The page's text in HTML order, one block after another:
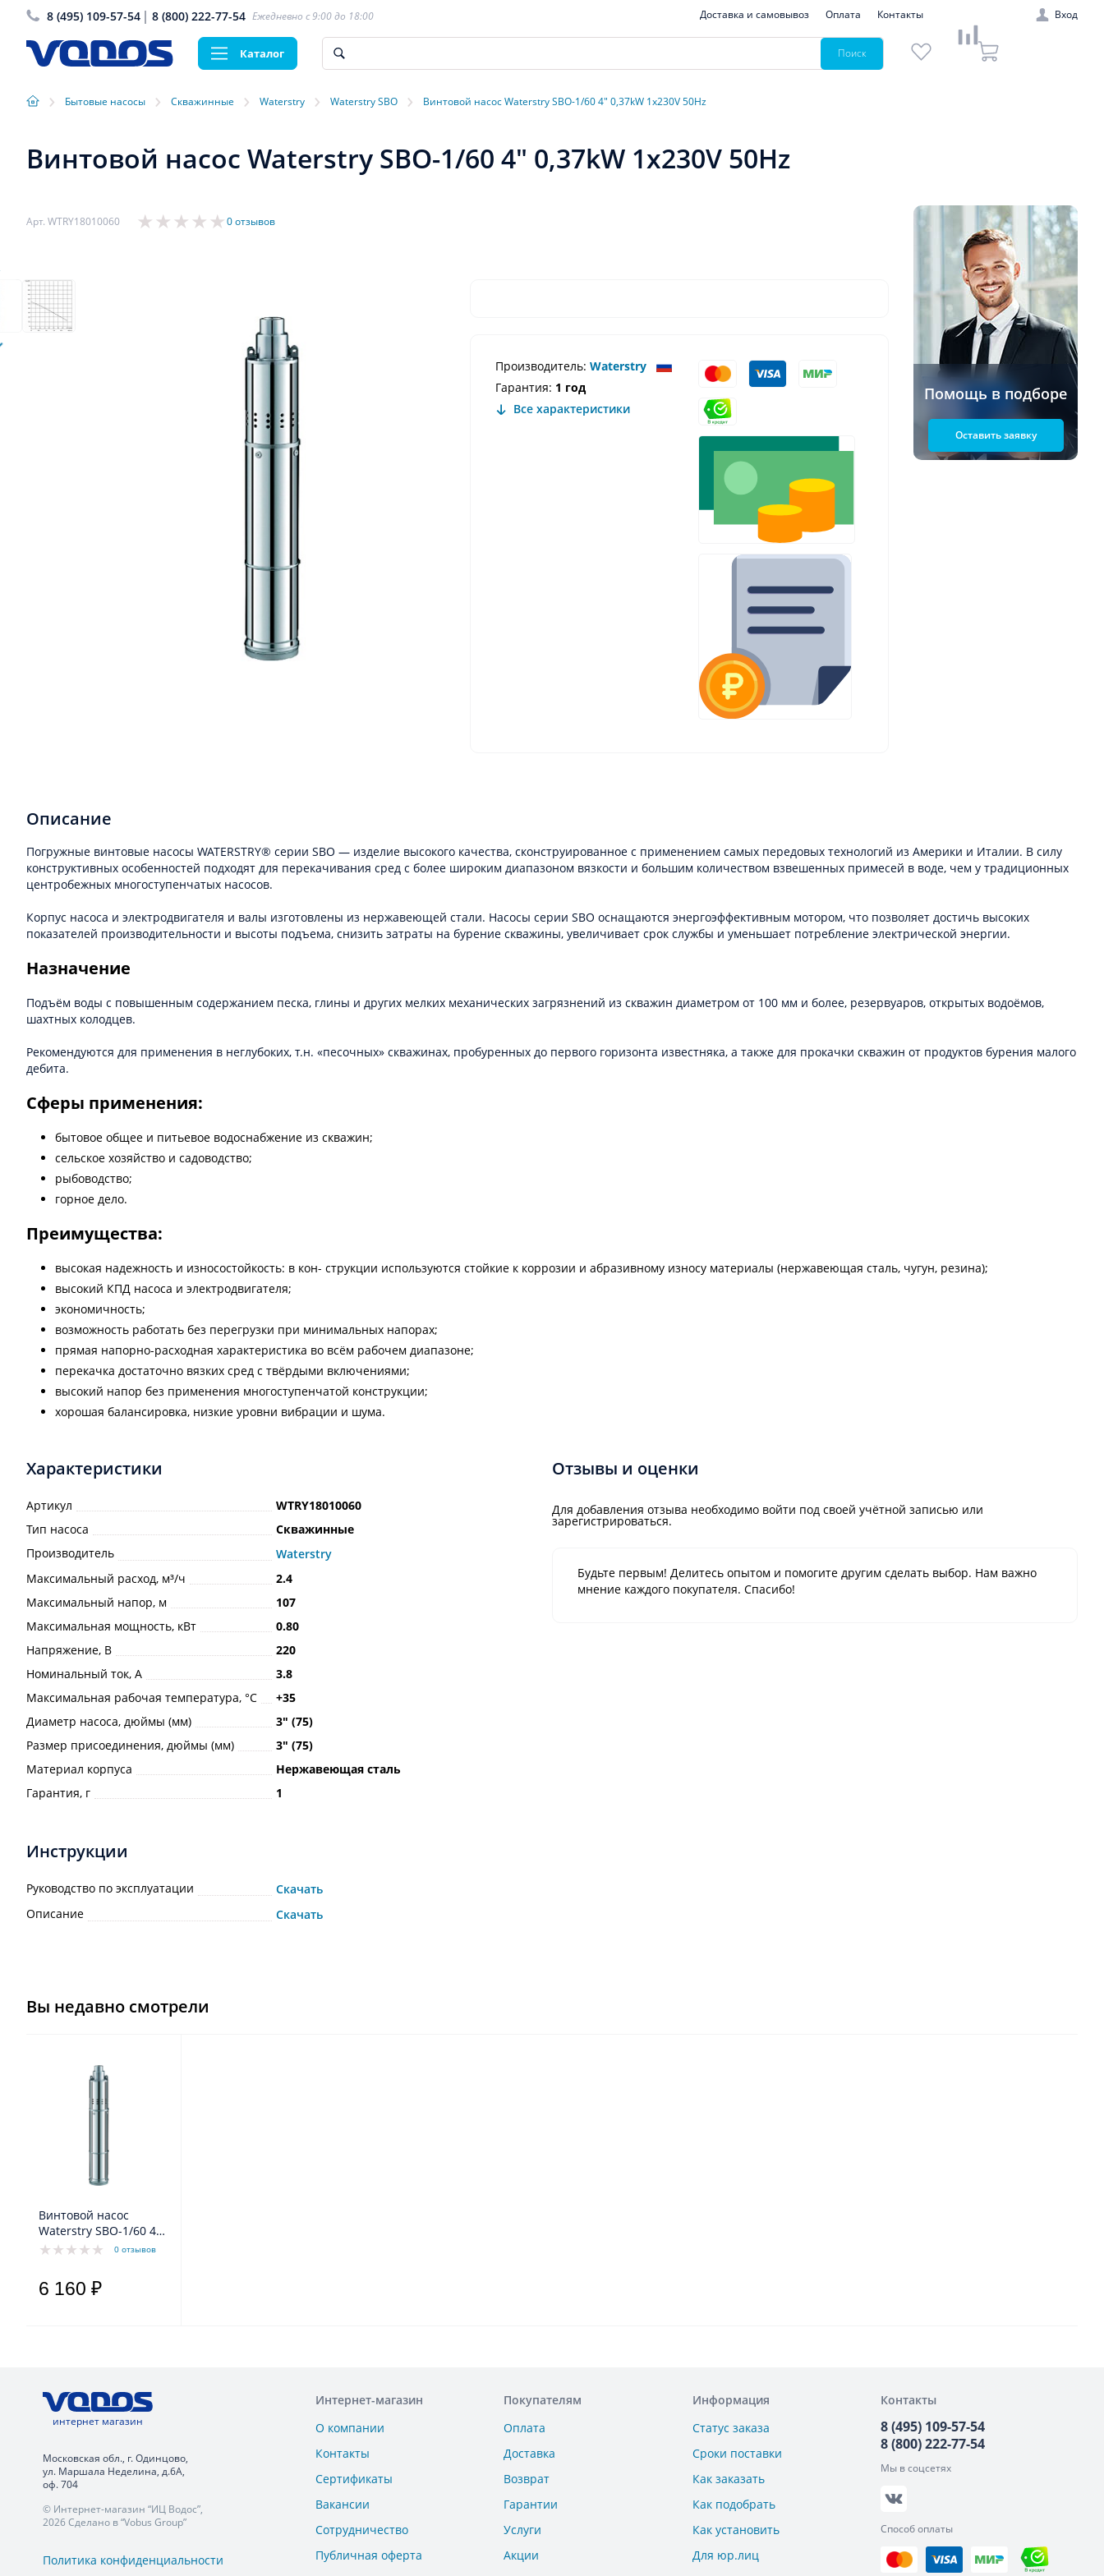
8 (495) 109-57-54 8 (800) 222-77-54 Ежедневно с 9:00 до 18:00 Доставка и самовывоз Оплата Контакты Вход
Каталог Поиск
› Бытовые насосы › Скважинные › Waterstry › Waterstry SBO › Винтовой насос Waterstry SBO-1/60 4" 0,37kW 1x230V 50Hz
Винтовой насос Waterstry SBO-1/60 4" 0,37kW 1x230V 50Hz
Арт. WTRY18010060 0 отзывов
Производитель: Waterstry
Гарантия: 1 год
Все характеристики
Помощь в подборе
Оставить заявку
Описание
Погружные винтовые насосы WATERSTRY® серии SBO — изделие высокого качества, сконструированное с применением самых передовых технологий из Америки и Италии. В силу
конструктивных особенностей подходят для перекачивания сред с более широким диапазоном вязкости и большим количеством взвешенных примесей в воде, чем у традиционных
центробежных многоступенчатых насосов.
Корпус насоса и электродвигателя и валы изготовлены из нержавеющей стали. Насосы серии SBO оснащаются энергоэффективным мотором, что позволяет достичь высоких
показателей производительности и высоты подъема, снизить затраты на бурение скважины, увеличивает срок службы и уменьшает потребление электрической энергии.
Назначение
Подъём воды с повышенным содержанием песка, глины и других мелких механических загрязнений из скважин диаметром от 100 мм и более, резервуаров, открытых водоёмов,
шахтных колодцев.
Рекомендуются для применения в неглубоких, т.н. «песочных» скважинах, пробуренных до первого горизонта известняка, а также для прокачки скважин от продуктов бурения малого
дебита.
Сферы применения:
бытовое общее и питьевое водоснабжение из скважин;
сельское хозяйство и садоводство;
рыбоводство;
горное дело.
Преимущества:
высокая надежность и износостойкость: в кон- струкции используются стойкие к коррозии и абразивному износу материалы (нержавеющая сталь, чугун, резина);
высокий КПД насоса и электродвигателя;
экономичность;
возможность работать без перегрузки при минимальных напорах;
прямая напорно-расходная характеристика во всём рабочем диапазоне;
перекачка достаточно вязких сред с твёрдыми включениями;
высокий напор без применения многоступенчатой конструкции;
хорошая балансировка, низкие уровни вибрации и шума.
Характеристики
Артикул
WTRY18010060
Тип насоса
Скважинные
Производитель
Waterstry
Максимальный расход, м³/ч
2.4
Максимальный напор, м
107
Максимальная мощность, кВт
0.80
Напряжение, В
220
Номинальный ток, А
3.8
Максимальная рабочая температура, °С
+35
Диаметр насоса, дюймы (мм)
3ʺ (75)
Размер присоединения, дюймы (мм)
3ʺ (75)
Материал корпуса
Нержавеющая сталь
Гарантия, г
1
Инструкции
Руководство по эксплуатации
Скачать
Описание
Скачать
Отзывы и оценки
Для добавления отзыва необходимо войти под своей учётной записью или
зарегистрироваться.
Будьте первым! Делитесь опытом и помогите другим сделать выбор. Нам важно
мнение каждого покупателя. Спасибо!
Вы недавно смотрели
Винтовой насос
Waterstry SBO-1/60 4"
0,37kW 1x230V 50Hz
0 отзывов
6 160 ₽
интернет магазин
Московская обл., г. Одинцово,
ул. Маршала Неделина, д.6А,
оф. 704
© Интернет-магазин “ИЦ Водос”,
2026 Сделано в “Vobus Group”
Политика конфиденциальности
Интернет-магазин
О компании
Контакты
Сертификаты
Вакансии
Сотрудничество
Публичная оферта
Покупателям
Оплата
Доставка
Возврат
Гарантии
Услуги
Акции
Информация
Статус заказа
Сроки поставки
Как заказать
Как подобрать
Как установить
Для юр.лиц
Контакты
8 (495) 109-57-54
8 (800) 222-77-54
Мы в соцсетях
Способ оплаты